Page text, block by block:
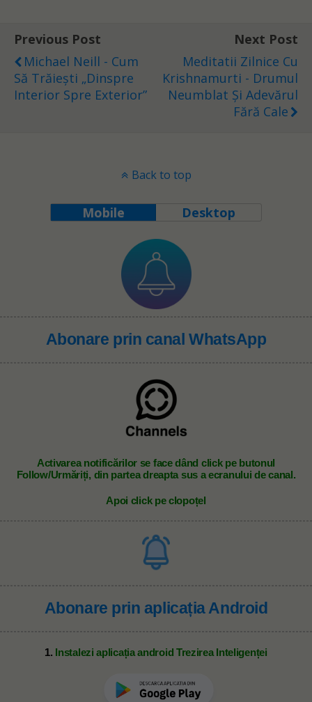
Previous Post
Michael Neill - Cum
Să Trăiești „Dinspre
Interior Spre Exterior”
Next Post
Meditatii Zilnice Cu
Krishnamurti - Drumul
Neumblat Și Adevărul
Fără Cale
Back to top
Mobile Desktop
Abonare prin canal WhatsApp
Activarea notificărilor se face dând click pe butonul
Follow/Urmăriți, din partea dreapta sus a ecranului de canal.
Apoi click pe clopoțel
Abonare prin aplicația Android
1. Instalezi aplicația android Trezirea Inteligenței